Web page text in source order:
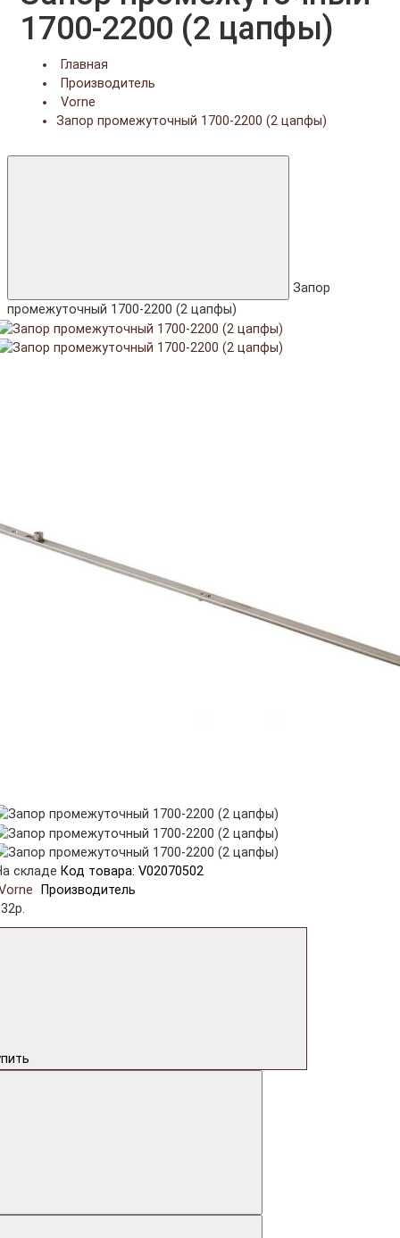
1700-2200 (2 цапфы)
Главная
Производитель
Vorne
Запор промежуточный 1700-2200 (2 цапфы)
Запор
промежуточный 1700-2200 (2 цапфы)
складе Код товара: V02070502
Производитель